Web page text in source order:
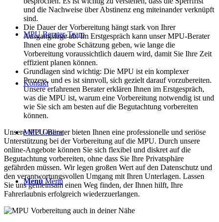
MPU Berater-Team
Kontakt
MPU Online
Menü Menü
und die Nachweise über Abstinenz eng miteinander verknüpft
sind.
Die Dauer der Vorbereitung hängt stark von Ihrer
Ausgangslage ab. Im Erstgespräch kann unser MPU-Berater
Ihnen eine grobe Schätzung geben, wie lange die
Vorbereitung voraussichtlich dauern wird, damit Sie Ihre Zeit
effizient planen können.
Grundlagen sind wichtig: Die MPU ist ein komplexer
Prozess, und es ist sinnvoll, sich gezielt darauf vorzubereiten.
Unsere erfahrenen Berater erklären Ihnen im Erstgespräch,
was die MPU ist, warum eine Vorbereitung notwendig ist und
wie Sie sich am besten auf die Begutachtung vorbereiten
können.
Unsere MPU-Berater bieten Ihnen eine professionelle und seriöse
Unterstützung bei der Vorbereitung auf die MPU. Durch unsere
online-Angebote können Sie sich flexibel und diskret auf die
Begutachtung vorbereiten, ohne dass Sie Ihre Privatsphäre
gefährden müssen. Wir legen großen Wert auf den Datenschutz und
den verantwortungsvollen Umgang mit Ihren Unterlagen. Lassen
Sie uns gemeinsam einen Weg finden, der Ihnen hilft, Ihre
Fahrerlaubnis erfolgreich wiederzuerlangen.